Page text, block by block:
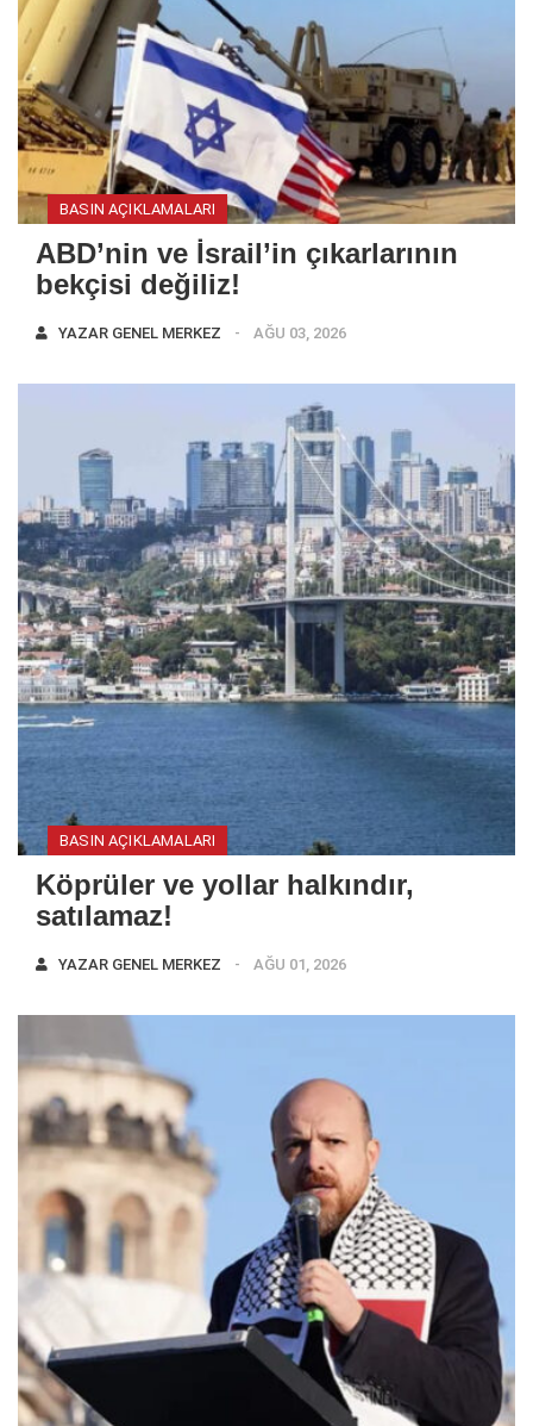
BASIN AÇIKLAMALARI
ABD’nin ve İsrail’in çıkarlarının
bekçisi değiliz!
YAZAR GENEL MERKEZ AĞU 03, 2026
BASIN AÇIKLAMALARI
Köprüler ve yollar halkındır,
satılamaz!
YAZAR GENEL MERKEZ AĞU 01, 2026